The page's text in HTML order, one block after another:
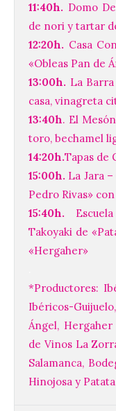
11:40h. Domo
de nori y tartar
12:20h. Casa
«Obleas Pan de
13:00h. La
casa, vinagreta
13:40h. El
toro, bechamel
14:20h.Tapas de
15:00h. La Jara
Pedro Rivas»
15:40h.
Takoyaki de
«Hergaher»
*Productores:
Ibéricos-
Ángel,
de Vinos La
Salamanca,
Hinojosa y
Brujería
festival que
el 11 de
Bañeza
El
patronales. El
Ayuntamiento de La